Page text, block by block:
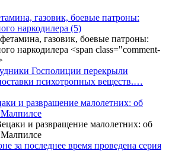
газовик, боевые патроны:
наркодилера (5)
Госполиции перекрыли
психотропных веществ.…
и развращение малолетних: об
Малпилсе
за последнее время проведена серия